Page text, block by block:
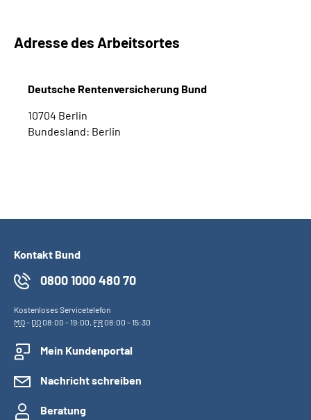
Adresse des Arbeitsortes
Deutsche Rentenversicherung Bund
10704 Berlin
Bundesland: Berlin
Kontakt Bund
0800 1000 480 70
Kostenloses Servicetelefon
MO- DO08:00 - 19:00, FR08:00 - 15:30
Mein Kundenportal
Nachricht schreiben
Beratung